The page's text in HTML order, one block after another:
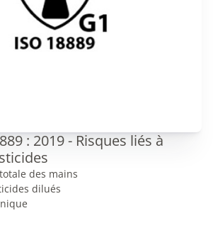
: 2019 - Risques liés à
des mains
dilués